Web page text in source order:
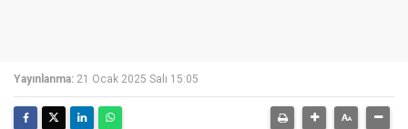
Yayınlanma: 21 Ocak 2025 Salı 15:05